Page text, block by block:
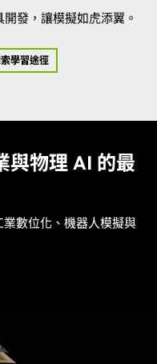
發，讓模擬如虎添翼。
學習途徑
與物理 AI 的最
數位化、機器人模擬與